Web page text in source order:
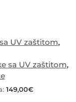
UV zaštitom,
sa UV zaštitom,
149,00€